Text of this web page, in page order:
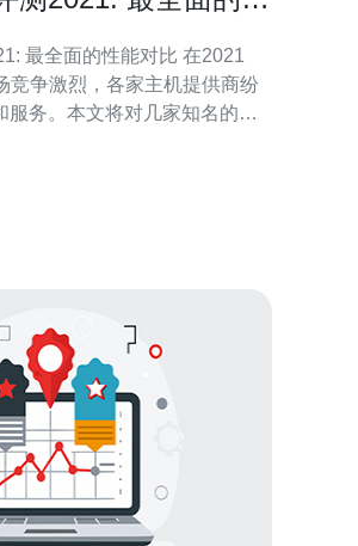
全面的性能对比 在2021
竞争激烈，各家主机提供商纷
服务。本文将对几家知名的台